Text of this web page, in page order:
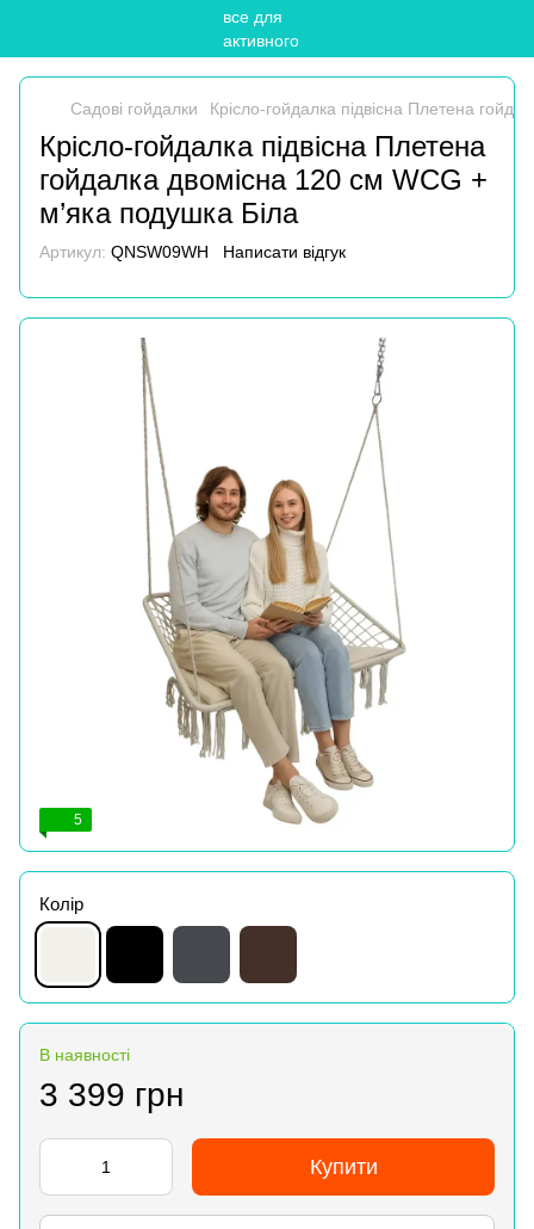
Садові гойдалки Крісло-гойдалка підвісна Плетена
Крісло-гойдалка підвісна Плетена
гойдалка двомісна 120 см WCG +
м’яка подушка Біла
Артикул: QNSW09WH Написати відгук
5
Колір
В наявності
3 399 грн
Купити